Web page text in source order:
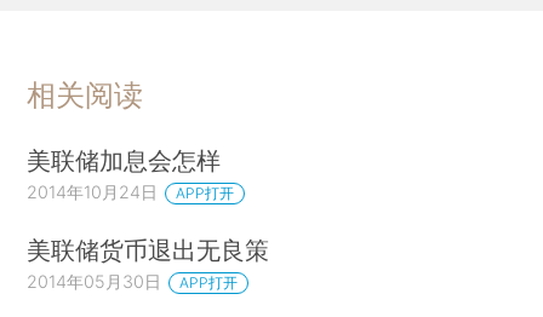
相关阅读
美联储加息会怎样
2014年10月24日 APP打开
美联储货币退出无良策
2014年05月30日 APP打开